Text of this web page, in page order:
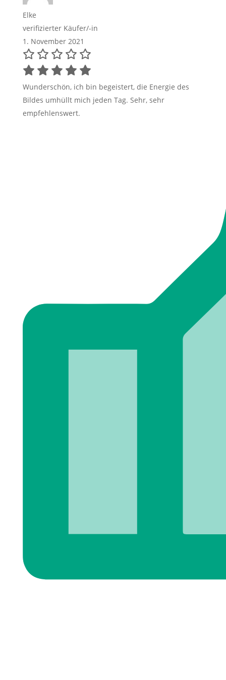
Elke
verifizierter Käufer/-in
1. November 2021
Wunderschön, ich bin begeistert, die Energie des
Bildes umhüllt mich jeden Tag. Sehr, sehr
empfehlenswert.